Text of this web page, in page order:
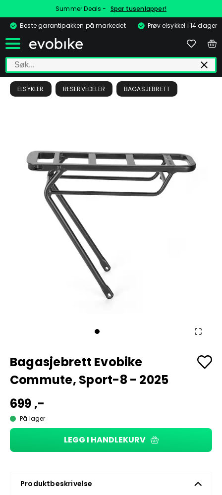
Summer Deals - Spar tusenlapper!
Beste garantipakken på markedet
Prøv elsykkel i 14 dager
ELSYKLER RESERVEDELER BAGASJEBRETT
Bagasjebrett Evobike
Commute, Sport-8 - 2025
699 ,-
På lager
LEGG I HANDLEKURV
Produktbeskrivelse